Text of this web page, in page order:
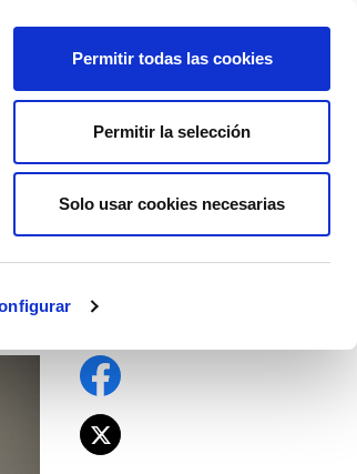
Permitir todas las cookies
Permitir la selección
Solo usar cookies necesarias
AFÍLIATE
elegida